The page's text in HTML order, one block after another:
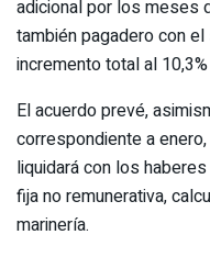
adicional por los meses
también pagadero con
incremento total al
El acuerdo prevé,
correspondiente a
liquidará con los
fija no remunerativa,
marinería.